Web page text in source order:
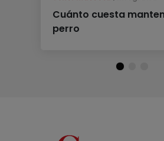
Cuánto cuesta
perro